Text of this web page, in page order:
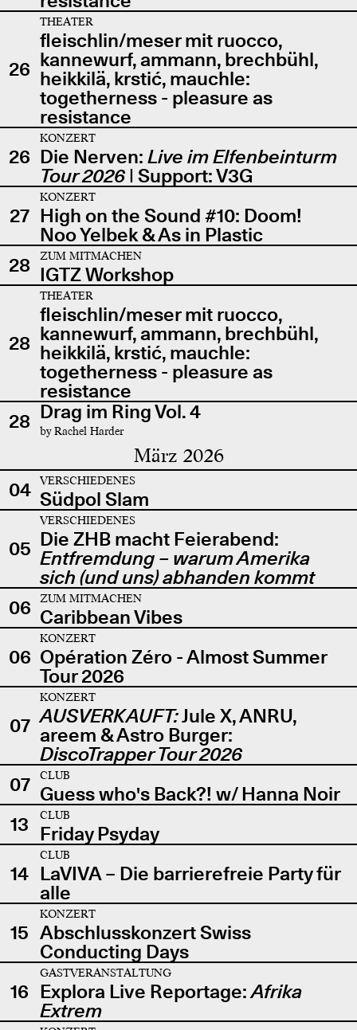
26
THEATER
fleischlin/meser mit ruocco,
kannewurf, ammann, brechbühl,
heikkilä, krstić, mauchle:
togetherness - pleasure as
resistance
26
KONZERT
Die Nerven: Live im Elfenbeinturm
Tour 2026| Support: V3G
27
KONZERT
High on the Sound #10: Doom!
Noo Yelbek & As in Plastic
28
ZUM MITMACHEN
IGTZ Workshop
28
THEATER
fleischlin/meser mit ruocco,
kannewurf, ammann, brechbühl,
heikkilä, krstić, mauchle:
togetherness - pleasure as
resistance
28 Drag im Ring Vol. 4
by Rachel Harder
März 2026
04 VERSCHIEDENES
Südpol Slam
05
VERSCHIEDENES
Die ZHB macht Feierabend:
Entfremdung – warum Amerika
sich (und uns) abhanden kommt
06
ZUM MITMACHEN
Caribbean Vibes
06
KONZERT
Opération Zéro - Almost Summer
Tour 2026
07
KONZERT
AUSVERKAUFT:Jule X, ANRU,
areem & Astro Burger:
DiscoTrapper Tour 2026
07
CLUB
Guess who's Back?! w/ Hanna Noir
13
CLUB
Friday Psyday
14
CLUB
LaVIVA – Die barrierefreie Party für
alle
15
KONZERT
Abschlusskonzert Swiss
Conducting Days
16
GASTVERANSTALTUNG
Explora Live Reportage:Afrika
Extrem